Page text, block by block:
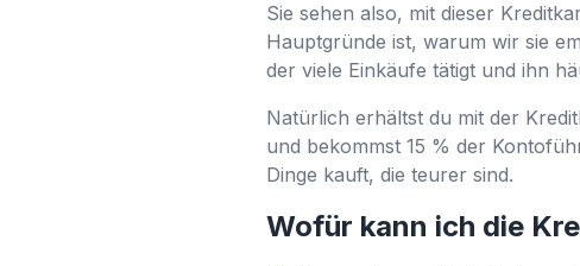
Sie sehen also, mit dieser
Hauptgründe ist, warum wir sie
der viele Einkäufe tätigt und ihn
Natürlich erhältst du mit der
und bekommst 15 % der
Dinge kauft, die teurer sind.
Wofür kann ich die